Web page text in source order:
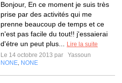
Bonjour, En ce moment je suis très
prise par des activités qui me
prenne beaucoup de temps et ce
n'est pas facile du tout!! j'essaierai
d'étre un peut plus...
Lire la suite
Le 14 octobre 2013 par
Yassoun
NONE NONE